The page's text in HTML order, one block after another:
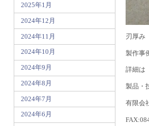
刃厚
製作事
詳細は
製品・
有限会
2025年1月
2024年12月
2024年11月
2024年10月
2024年9月
2024年8月
2024年7月
2024年6月